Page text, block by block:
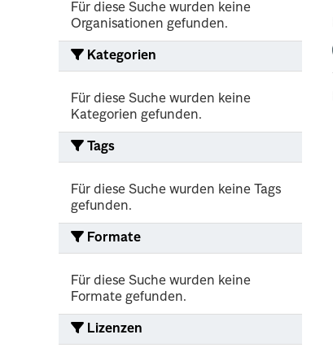
Für diese Suche wurden keine
Organisationen gefunden.
Kategorien
Für diese Suche wurden keine
Kategorien gefunden.
Tags
Für diese Suche wurden keine Tags
gefunden.
Formate
Für diese Suche wurden keine
Formate gefunden.
Lizenzen